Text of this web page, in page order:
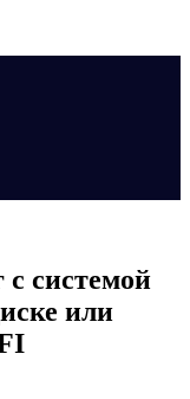
системой
или